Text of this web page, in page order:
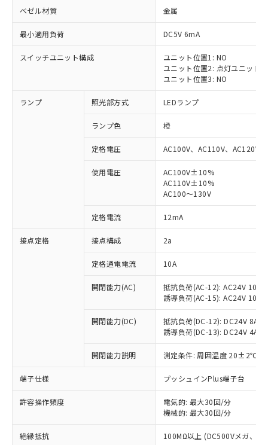
ベゼル材質 金属
最小適用負荷 DC5V 6mA
スイッチユニット構成
ユニット位置1: NO
ユニット位置2: 点灯ユニット
ユニット位置3: NO
ランプ 照光部方式 LEDランプ
ランプ色 橙
定格電圧 AC100V、AC110V、AC120V
使用電圧
AC100V±10%
AC110V±10%
AC100～130V
定格電流 12mA
接点定格 接点構成 2a
定格通電電流 10A
開閉能力(AC)
抵抗負荷(AC-12): AC24V 10A/
誘導負荷(AC-15): AC24V
開閉能力(DC)
抵抗負荷(DC-12): DC24V 8A/
誘導負荷(DC-13): DC24V 4A/
開閉能力説明 測定条件: 周囲温度 20±2℃、
端子仕様 プッシュインPlus端子台
許容操作頻度
電気的: 最大30回/分
機械的: 最大30回/分
絶縁抵抗 100MΩ以上 (DC500Vメガ、点
ご利用条件
以下の条件をお読みいただき、同意のうえ
ご利用ください。
商品の当社在庫状況および標準価格
(税抜)を提供させていただくもので
当社制御機器事業取扱商品の中には、
本サービスの対象外となる商品もある
ことをご了承ください。
在庫状況および標準価格照会結果は、
記載している更新日時点での社内デー
タに基づき作成されるものであり、閲
覧された時点での実際の在庫および標
※1 対応状況
対応済み：EU RoHS指令（10物質）の
非含有に対応した製品が提供可能な商品で
対応予定：EU RoHS指令（10物質）の非含
有に対応した製品に切り替える予定のある
対応予定なし：EU RoHS指令（10物質）の
非含有に非対応の商品で、対応品を出す予
調査・確認中：EU RoHS指令（10物質）の
非含有の対応状況を調査中または確認中の
非該当品：ライセンス料など無形物で、有
害物質有無と関係のない商品です。
仕入先様の事情により、非含有部品として
いたものが、含有品と判明した場合などや
むを得ず変更することがあります。
ミウム(Cd) 100ppm以下、
※1 中国RoHS○×表
「○」：最大均質材料含有率が中国RoHSの
基準値以下であることを示します。
「×」：最大均質材料含有率が中国RoHSの
基準値を超えていることを示します。
「－」：未確認です。当社販売部門へお問
い合わせください。
*中国RoHS10物質の基準値 (GB/T26572)：
Pb(鉛) :1000ppm、 Hg(水銀) : 1000ppm、 Cd(カドミウ
当社は、これら貴社製品のうち、外国
為替および外国貿易法に定める商品
（以下｢規制貨物等」という）を輸出
または国外への提供する場合は、日本
国政府の輸出許可(または役務取引許